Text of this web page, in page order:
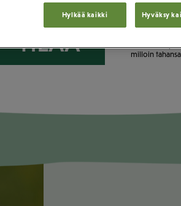
hiukset täydentävät kaunista
TILAA
Ensimmäinen
kuukauden
hinta on
milloin
Hylkää kaikki Hyväksy